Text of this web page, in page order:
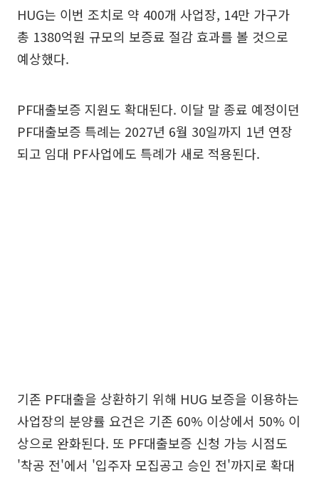
HUG는 이번 조치로 약 400개 사업장, 14만 가구가
총 1380억원 규모의 보증료 절감 효과를 볼 것으로
예상했다.
PF대출보증 지원도 확대된다. 이달 말 종료 예정이던
PF대출보증 특례는 2027년 6월 30일까지 1년 연장
되고 임대 PF사업에도 특례가 새로 적용된다.
기존 PF대출을 상환하기 위해 HUG 보증을 이용하는
사업장의 분양률 요건은 기존 60% 이상에서 50% 이
상으로 완화된다. 또 PF대출보증 신청 가능 시점도
'착공 전'에서 '입주자 모집공고 승인 전'까지로 확대